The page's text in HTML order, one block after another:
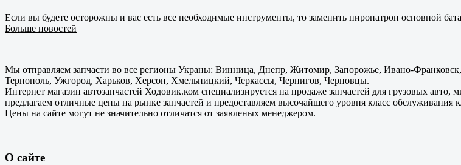
Если вы будете осторожны и вас есть все необходимые инструменты, то заменить пиропатрон основной
Больше новостей
Мы отправляем запчасти во все регионы Украны: Винница, Днепр, Житомир, Запорожье, Ивано-
Тернополь, Ужгород, Харьков, Херсон, Хмельницкий, Черкассы, Чернигов, Черновцы.
Интернет магазин автозапчастей Ходовик.ком специализируется на продаже запчастей для грузовых
предлагаем отличные цены на рынке запчастей и предоставляем высочайшего уровня класс
Цены на сайте могут не значительно отличатся от заявленых менеджером.
О сайте